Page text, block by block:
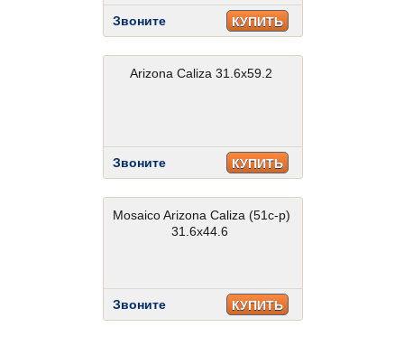
Звоните КУПИТЬ
Arizona Caliza 31.6x59.2
Звоните КУПИТЬ
Mosaico Arizona Caliza (51c-p)
31.6x44.6
Звоните КУПИТЬ